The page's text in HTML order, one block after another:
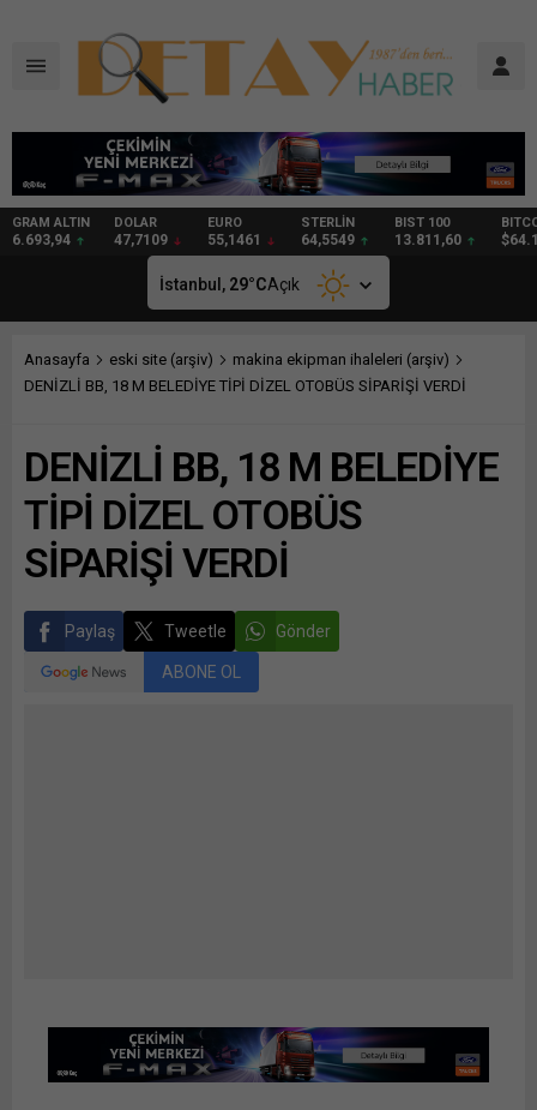
DOLAR
47,7109
EURO
55,1461
STERLİN
64,5549
BIST 100
13.811,60
BITCOIN
$64.116 99,92
İstanbul, 29°CAçık
Anasayfa eski site (arşiv)
makina ekipman ihaleleri (arşiv)
DENİZLİ BB, 18 M BELEDİYE TİPİ DİZEL OTOBÜS SİPARİŞİ VERDİ
DENİZLİ BB, 18 M BELEDİYE
TİPİ DİZEL OTOBÜS
SİPARİŞİ VERDİ
Paylaş Tweetle Gönder
ABONE OL